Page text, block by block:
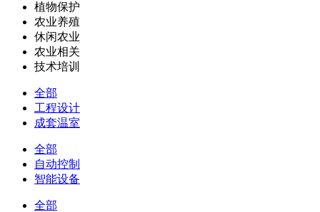
植物保护
农业养殖
休闲农业
农业相关
技术培训
全部
工程设计
成套温室
全部
自动控制
智能设备
全部